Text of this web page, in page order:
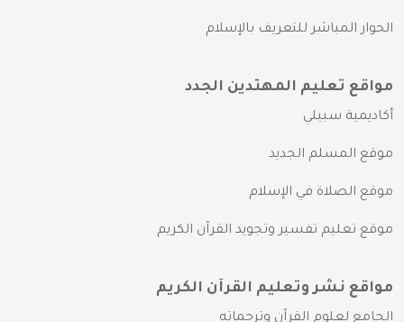
الحوار المباشر للتعريف بالإسلام
مواقع تعليم المهتدين الجدد
أكاديمية سبيلي
موقع المسلم الجديد
موقع الصلاة في الإسلام
موقع تعليم تفسير وتجويد القرآن الكريم
مواقع نشر وتعليم القرآن الكريم
الجامع لعلوم القرآن وترجماته